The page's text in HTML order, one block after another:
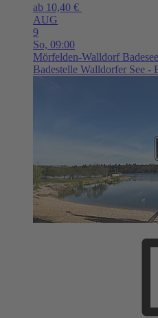
ab 10,40 €
AUG
9
So, 09:00
Mörfelden-Walldorf
Badestelle Walldorfer See -